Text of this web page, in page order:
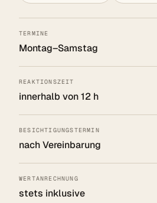
TERMINE
Montag–Samstag
REAKTIONSZEIT
innerhalb von 12 h
BESICHTIGUNGSTERMIN
nach Vereinbarung
WERTANRECHNUNG
stets inklusive